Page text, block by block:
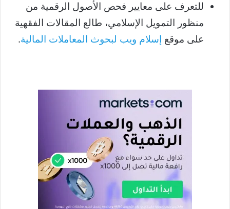
للتعرف على معايير فحص الأصول الرقمية من
منظور التمويل الإسلامي، طالع المقالات الفقهية
على موقع إسلام ويب لبحوث المعاملات المالية.